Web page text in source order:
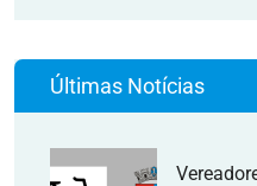
Últimas Notícias